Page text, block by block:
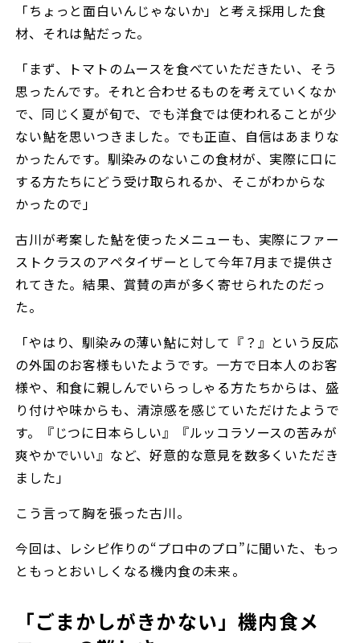
「ちょっと面白いんじゃないか」と考え採用した食
材、それは鮎だった。
「まず、トマトのムースを食べていただきたい、そう
思ったんです。それと合わせるものを考えていくなか
で、同じく夏が旬で、でも洋食では使われることが少
ない鮎を思いつきました。でも正直、自信はあまりな
かったんです。馴染みのないこの食材が、実際に口に
する方たちにどう受け取られるか、そこがわからな
かったので」
古川が考案した鮎を使ったメニューも、実際にファー
ストクラスのアペタイザーとして今年7月まで提供さ
れてきた。結果、賞賛の声が多く寄せられたのだっ
た。
「やはり、馴染みの薄い鮎に対して『？』という反応
の外国のお客様もいたようです。一方で日本人のお客
様や、和食に親しんでいらっしゃる方たちからは、盛
り付けや味からも、清涼感を感じていただけたようで
す。『じつに日本らしい』『ルッコラソースの苦みが
爽やかでいい』など、好意的な意見を数多くいただき
ました」
こう言って胸を張った古川。
今回は、レシピ作りの“プロ中のプロ”に聞いた、もっ
ともっとおいしくなる機内食の未来――。
「ごまかしがきかない」機内食メ